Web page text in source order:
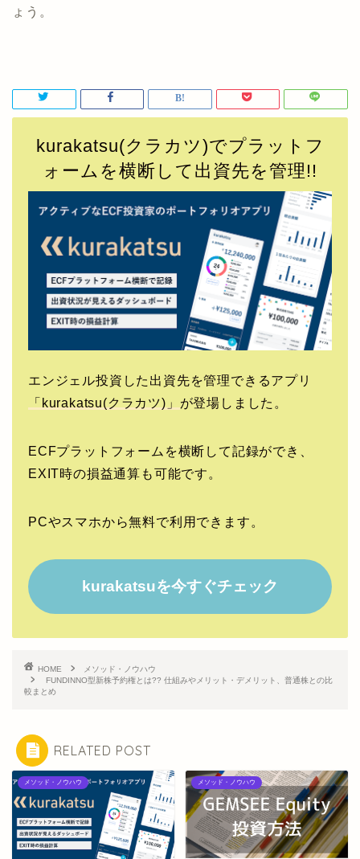
ょう。
kurakatsu(クラカツ)でプラットフ
ォームを横断して出資先を管理!!
エンジェル投資した出資先を管理できるアプリ
「kurakatsu(クラカツ)」 が登場しました。
ECFプラットフォームを横断して記録ができ、
EXIT時の損益通算も可能です。
PCやスマホから無料で利用できます。
kurakatsuを今すぐチェック
HOME
メソッド・ノウハウ
FUNDINNO型新株予約権とは?? 仕組みやメリット・デメリット、普通株との比
較まとめ
RELATED POST
メソッド・ノウハウ メソッド・ノウハウ